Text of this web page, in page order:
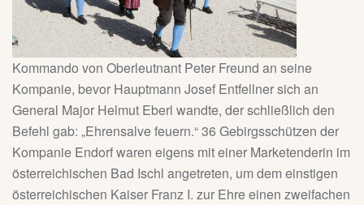
Kommando von Oberleutnant Peter Freund an seine
Kompanie, bevor Hauptmann Josef Entfellner sich an
General Major Helmut Eberl wandte, der schließlich den
Befehl gab: „Ehrensalve feuern.“ 36 Gebirgsschützen der
Kompanie Endorf waren eigens mit einer Marketenderin im
österreichischen Bad Ischl angetreten, um dem einstigen
österreichischen Kaiser Franz I. zur Ehre einen zweifachen